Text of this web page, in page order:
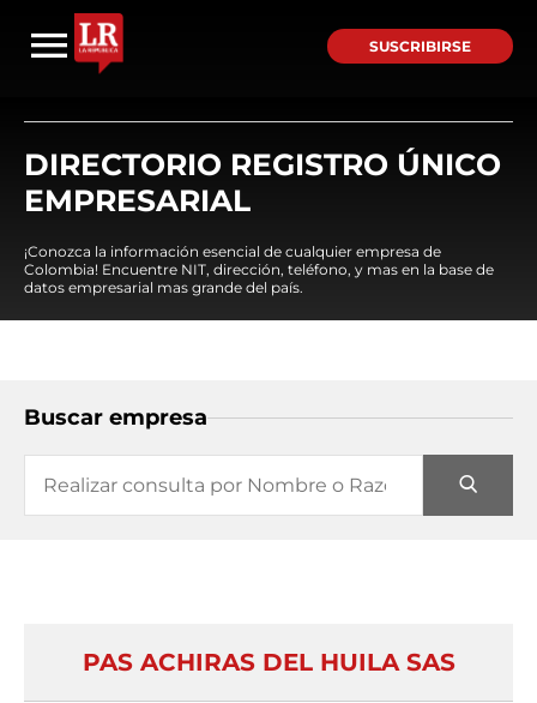
SUSCRIBIRSE
DIRECTORIO REGISTRO ÚNICO
EMPRESARIAL
¡Conozca la información esencial de cualquier empresa de
Colombia! Encuentre NIT, dirección, teléfono, y mas en la base de
datos empresarial mas grande del país.
Buscar empresa
PAS ACHIRAS DEL HUILA SAS